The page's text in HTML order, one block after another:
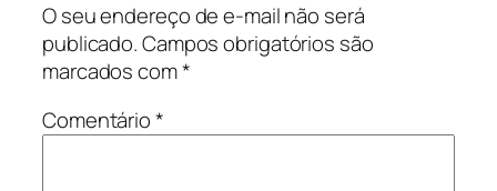
O seu endereço de e-mail não será
publicado.Campos obrigatórios são
marcados com*
Comentário*